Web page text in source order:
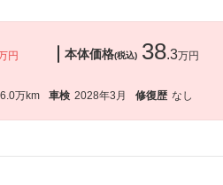
円
本体価格(税込) 38.3万円
万km 車検 2028年3月 修復歴 なし